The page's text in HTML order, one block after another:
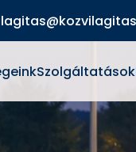
Szolgáltatások